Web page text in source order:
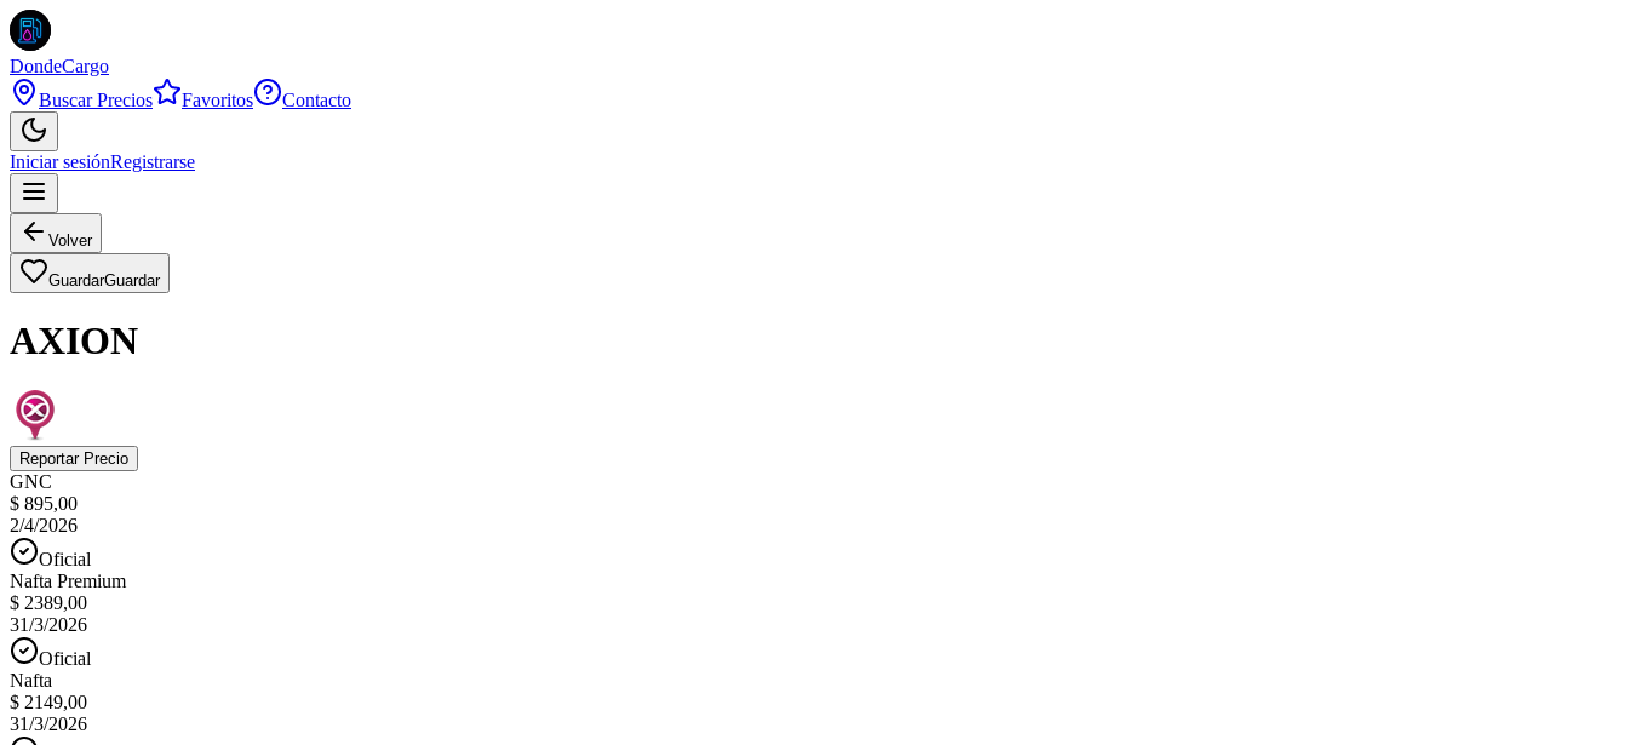
DondeCargo
Buscar Precios
Favoritos Contacto
Iniciar sesiónRegistrarse
Volver
GuardarGuardar
AXION
Reportar Precio
GNC
$ 895,00
2/4/2026
Oficial
Nafta Premium
$ 2389,00
31/3/2026
Oficial
Nafta
$ 2149,00
31/3/2026